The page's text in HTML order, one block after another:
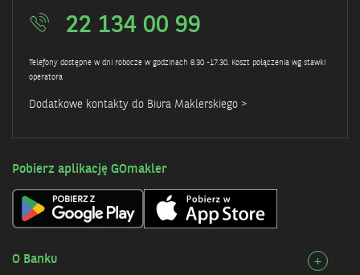
22 134 00 99
Telefony dostępne w dni robocze w godzinach 8.30 -17.30. Koszt połączenia wg stawki
operatora
Dodatkowe kontakty do Biura Maklerskiego >
Pobierz aplikację GOmakler
O Banku +